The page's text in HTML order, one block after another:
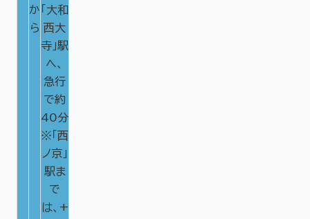
か
ら
「大和
西大
寺」駅
へ、
急行
で約
40分
※「西
ノ京」
駅ま
で
は、+